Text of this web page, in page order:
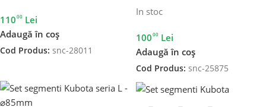
11000 Lei
Adaugă în coș
Cod Produs: snc-28011
In stoc
10000 Lei
Adaugă în coș
Cod Produs: snc-25875